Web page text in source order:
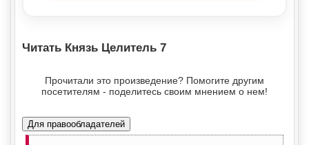
Читать Князь Целитель 7
Прочитали это произведение? Помогите другим
посетителям - поделитесь своим мнением о нем!
Для правообладателей